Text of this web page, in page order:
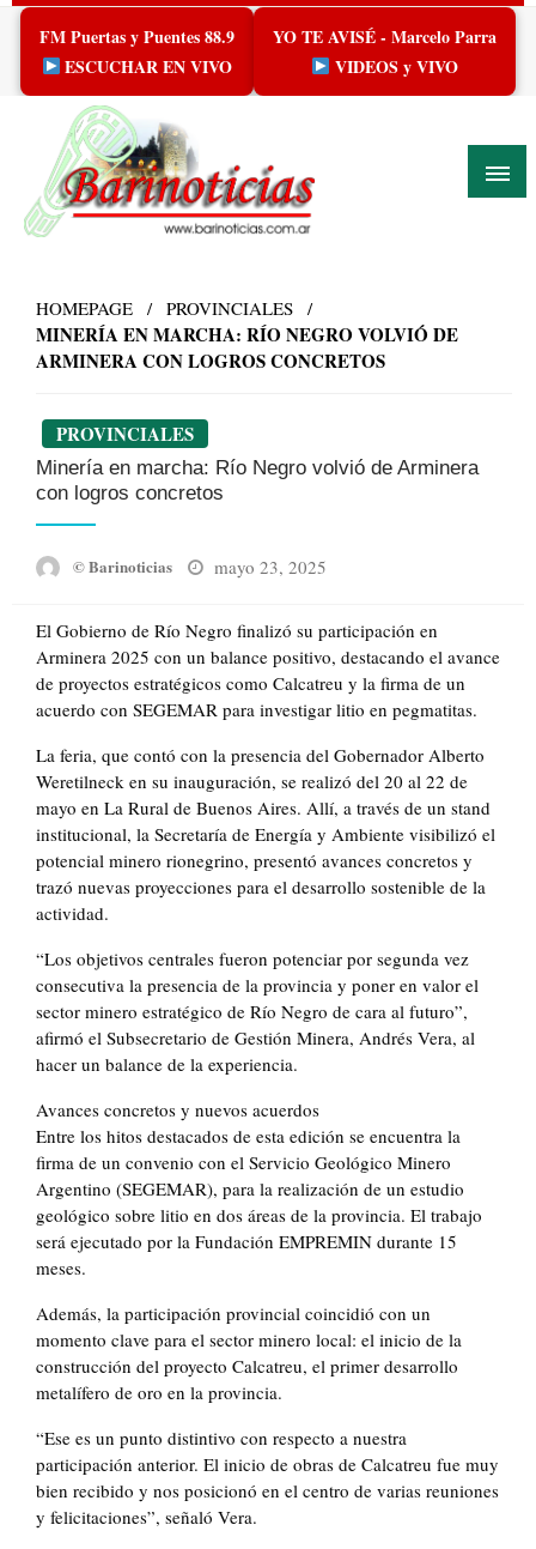
Skip
content
FM Puertas y Puentes 88.9
ESCUCHAR EN VIVO
YO TE AVISÉ - Marcelo Parra
VIDEOS y VIVO
HOMEPAGE PROVINCIALES
MINERÍA EN MARCHA: RÍO NEGRO VOLVIÓ DE
ARMINERA CON LOGROS CONCRETOS
PROVINCIALES
Minería en marcha: Río Negro volvió de Arminera
con logros concretos
© Barinoticias
Posted
mayo 23, 2025
El Gobierno de Río Negro finalizó su participación en
Arminera 2025 con un balance positivo, destacando el avance
de proyectos estratégicos como Calcatreu y la firma de un
acuerdo con SEGEMAR para investigar litio en pegmatitas.
La feria, que contó con la presencia del Gobernador Alberto
Weretilneck en su inauguración, se realizó del 20 al 22 de
mayo en La Rural de Buenos Aires. Allí, a través de un stand
institucional, la Secretaría de Energía y Ambiente visibilizó el
potencial minero rionegrino, presentó avances concretos y
trazó nuevas proyecciones para el desarrollo sostenible de la
actividad.
“Los objetivos centrales fueron potenciar por segunda vez
consecutiva la presencia de la provincia y poner en valor el
sector minero estratégico de Río Negro de cara al futuro”,
afirmó el Subsecretario de Gestión Minera, Andrés Vera, al
hacer un balance de la experiencia.
Avances concretos y nuevos acuerdos
Entre los hitos destacados de esta edición se encuentra la
firma de un convenio con el Servicio Geológico Minero
Argentino (SEGEMAR), para la realización de un estudio
geológico sobre litio en dos áreas de la provincia. El trabajo
será ejecutado por la Fundación EMPREMIN durante 15
meses.
Además, la participación provincial coincidió con un
momento clave para el sector minero local: el inicio de la
construcción del proyecto Calcatreu, el primer desarrollo
metalífero de oro en la provincia.
“Ese es un punto distintivo con respecto a nuestra
participación anterior. El inicio de obras de Calcatreu fue muy
bien recibido y nos posicionó en el centro de varias reuniones
y felicitaciones”, señaló Vera.